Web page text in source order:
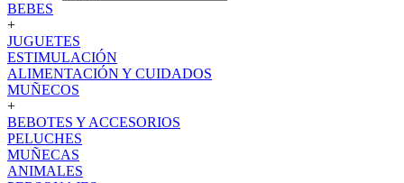
BEBES
+
JUGUETES
ESTIMULACIÓN
ALIMENTACIÓN Y CUIDADOS
MUÑECOS
+
BEBOTES Y ACCESORIOS
PELUCHES
MUÑECAS
ANIMALES